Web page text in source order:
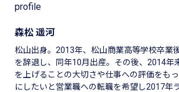
profile
森松 遥河
松山出身。2013年、松山商業高等学校卒業
を辞退し、同年10月出産。その後、2014年
を上げることの大切さや仕事への評価をも
にしたいと営業職への転職を希望し2017年